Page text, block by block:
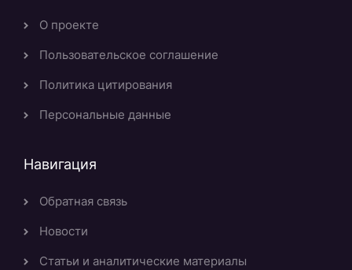
О проекте
Пользовательское соглашение
Политика цитирования
Персональные данные
Навигация
Обратная связь
Новости
Статьи и аналитические материалы